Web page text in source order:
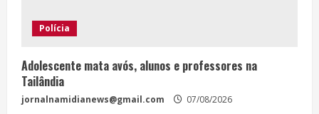
Polícia
Adolescente mata avós, alunos e professores na
Tailândia
jornalnamidianews@gmail.com 07/08/2026